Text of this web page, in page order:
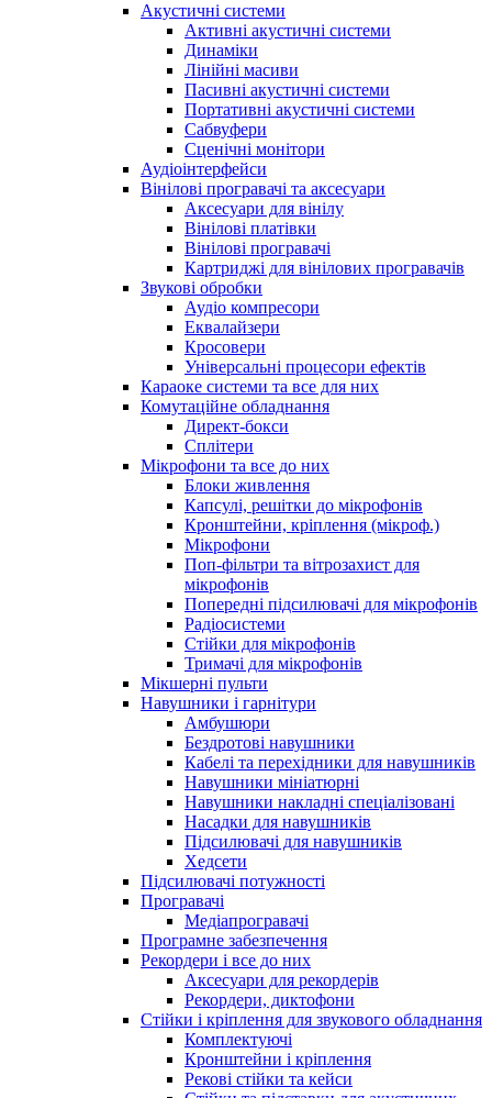
Акустичні системи
Активні акустичні системи
Динаміки
Лінійні масиви
Пасивні акустичні системи
Портативні акустичні системи
Сабвуфери
Сценічні монітори
Аудіоінтерфейси
Вінілові програвачі та аксесуари
Аксесуари для вінілу
Вінілові платівки
Вінілові програвачі
Картриджі для вінілових програвачів
Звукові обробки
Аудіо компресори
Еквалайзери
Кросовери
Універсальні процесори ефектів
Караоке системи та все для них
Комутаційне обладнання
Директ-бокси
Сплітери
Мікрофони та все до них
Блоки живлення
Капсулі, решітки до мікрофонів
Кронштейни, кріплення (мікроф.)
Мікрофони
Поп-фільтри та вітрозахист для
мікрофонів
Попередні підсилювачі для мікрофонів
Радіосистеми
Стійки для мікрофонів
Тримачі для мікрофонів
Мікшерні пульти
Навушники і гарнітури
Амбушюри
Бездротові навушники
Кабелі та перехідники для навушників
Навушники мініатюрні
Навушники накладні спеціалізовані
Насадки для навушників
Підсилювачі для навушників
Хедсети
Підсилювачі потужності
Програвачі
Медіапрогравачі
Програмне забезпечення
Рекордери і все до них
Аксесуари для рекордерів
Рекордери, диктофони
Стійки і кріплення для звукового обладнання
Комплектуючі
Кронштейни і кріплення
Рекові стійки та кейси